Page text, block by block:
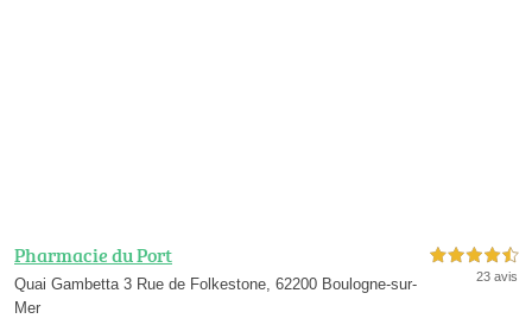
Pharmacie du Port
Quai Gambetta 3 Rue de Folkestone, 62200 Boulogne-sur-
Mer
4,5 étoiles sur 5
23 avis